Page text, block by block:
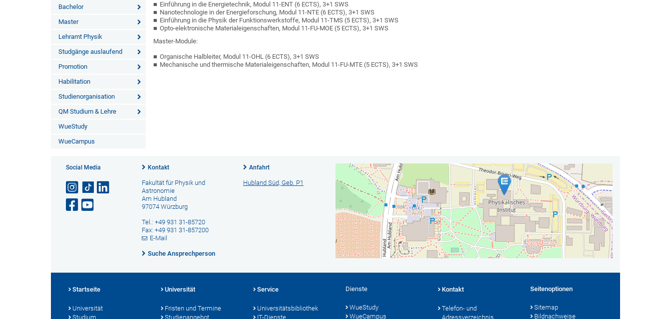
Bachelor
Master
Lehramt Physik
Studgänge auslaufend
Promotion
Habilitation
Studienorganisation
QM Studium & Lehre
WueStudy
WueCampus
Einführung in die Energietechnik, Modul 11-ENT (6 ECTS), 3+1 SWS
Nanotechnologie in der Energieforschung, Modul 11-NTE (6 ECTS), 3+1 SWS
Einführung in die Physik der Funktionswerkstoffe, Modul 11-TMS (5 ECTS), 3+1 SWS
Opto-elektronische Materialeigenschaften, Modul 11-FU-MOE (5 ECTS), 3+1 SWS
Master-Module:
Organische Halbleiter, Modul 11-OHL (6 ECTS), 3+1 SWS
Mechanische und thermische Materialeigenschaften, Modul 11-FU-MTE (5 ECTS), 3+1 SWS
Social Media Kontakt
Fakultät für Physik und
Astronomie
Am Hubland
97074 Würzburg
Tel.: +49 931 31-85720
Fax: +49 931 31-857200
E-Mail
Suche Ansprechperson
Anfahrt
Hubland Süd, Geb. P1
Startseite
Universität
Studium
Universität
Fristen und Termine
Studienangebot
Service
Universitätsbibliothek
IT-Dienste
Dienste
WueStudy
WueCampus
Kontakt
Telefon- und
Adressverzeichnis
Seitenoptionen
Sitemap
Bildnachweise